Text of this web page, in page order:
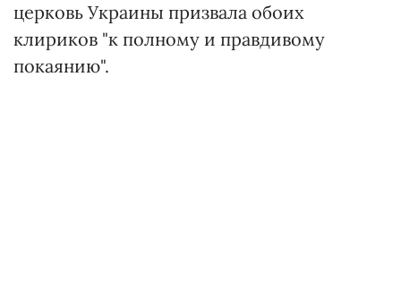
церковь Украины призвала обоих
клириков "к полному и правдивому
покаянию".